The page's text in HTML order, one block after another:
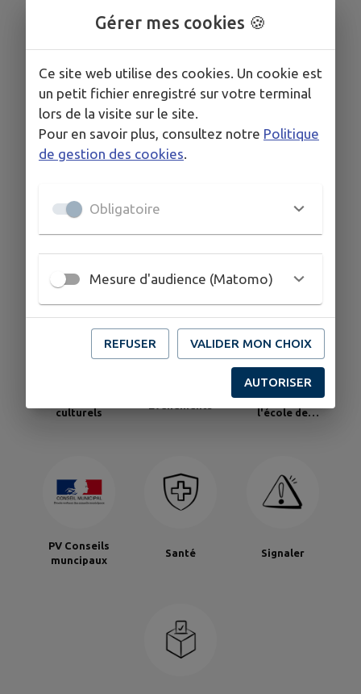
Annuaire Associations
Commerces Education
culturels
Inscription à
l'école de
PV Conseils
muncipaux
Santé Signaler
Gérer mes cookies 🍪
Ce site web utilise des cookies. Un cookie est
un petit fichier enregistré sur votre terminal
lors de la visite sur le site.
Pour en savoir plus, consultez notre Politique
de gestion des cookies
Obligatoire
Mesure d'audience (Matomo)
REFUSER VALIDER MON CHOIX
AUTORISER